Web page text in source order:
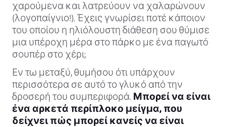
χαρούμενα και λατρεύουν να χαλαρώνουν
(λογοπαίγνιο!). Έχεις γνωρίσει ποτέ κάποιον
του οποίου η ηλιόλουστη διάθεση σου θύμισε
μια υπέροχη μέρα στο πάρκο με ένα παγωτό
σουπέρ στο χέρι;
Εν τω μεταξύ, θυμήσου ότι υπάρχουν
περισσότερα σε αυτό το γλυκό από την
δροσερή του συμπεριφορά. Μπορεί να είναι
ένα αρκετά περίπλοκο μείγμα, που
δείχνει πώς μπορεί κανείς να είναι